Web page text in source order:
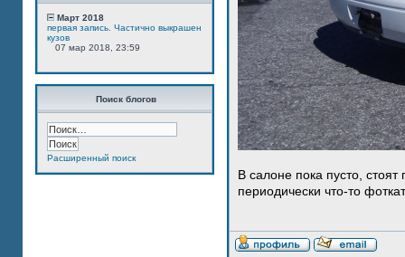
Март 2018
первая запись. Частично выкрашен
кузов
07 мар 2018, 23:59
Поиск блогов
Расширенный поиск
В салоне пока пусто,
периодически что-то